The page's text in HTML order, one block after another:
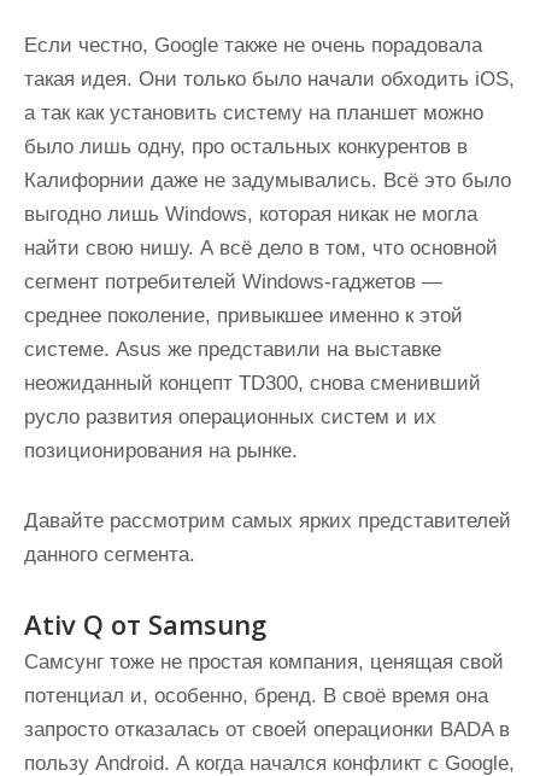
Если честно, Google также не очень порадовала
такая идея. Они только было начали обходить iOS,
а так как установить систему на планшет можно
было лишь одну, про остальных конкурентов в
Калифорнии даже не задумывались. Всё это было
выгодно лишь Windows, которая никак не могла
найти свою нишу. А всё дело в том, что основной
сегмент потребителей Windows-гаджетов —
среднее поколение, привыкшее именно к этой
системе. Asus же представили на выставке
неожиданный концепт TD300, снова сменивший
русло развития операционных систем и их
позиционирования на рынке.
Давайте рассмотрим самых ярких представителей
данного сегмента.
Ativ Q от Samsung
Самсунг тоже не простая компания, ценящая свой
потенциал и, особенно, бренд. В своё время она
запросто отказалась от своей операционки BADA в
пользу Android. А когда начался конфликт с Google,